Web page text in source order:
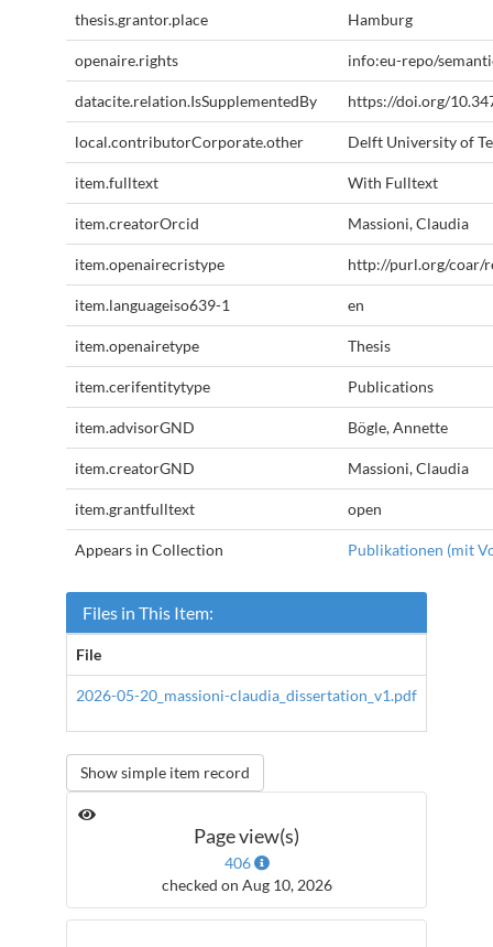
thesis.grantor.place Hamburg
openaire.rights info:eu-repo/
datacite.relation.IsSupplementedBy https://doi.org/
local.contributorCorporate.other Delft University of
item.fulltext With Fulltext
item.creatorOrcid Massioni, Claudia
item.openairecristype http://purl.org/coar/
item.languageiso639-1 en
item.openairetype Thesis
item.cerifentitytype Publications
item.advisorGND Bögle, Annette
item.creatorGND Massioni, Claudia
item.grantfulltext open
Appears in Collection Publikationen (mit
Files in This Item:
File
2026-05-20_massioni-claudia_dissertation_v1.pdf
Show simple item record
Page view(s)
406
checked on Aug 10, 2026